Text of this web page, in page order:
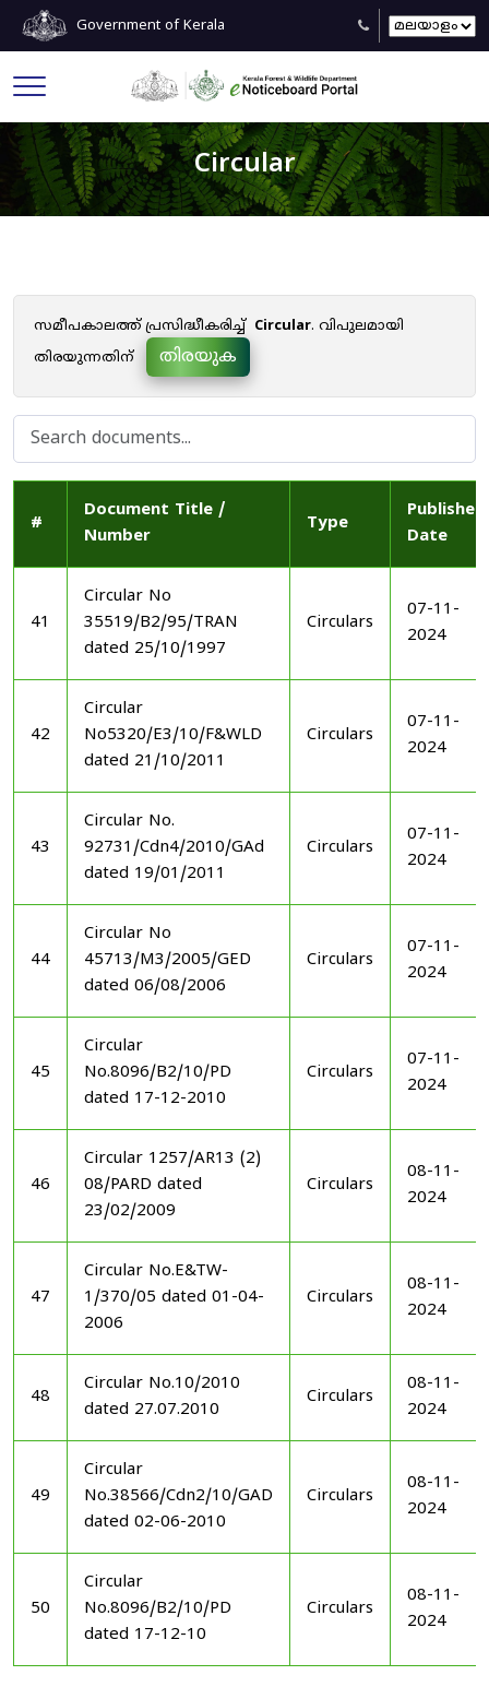
Government of Kerala
Circular
സമീപകാലത്ത് പ്രസിദ്ധീകരിച്ച് Circular. വിപുലമായി
തിരയുന്നതിന്
തിരയുക
#
Document Title /
Number
Type
Published
Date
41
Circular No
35519/B2/95/TRAN
dated 25/10/1997
Circulars
07-11-
2024
42
Circular
No5320/E3/10/F&WLD
dated 21/10/2011
Circulars
07-11-
2024
43
Circular No.
92731/Cdn4/2010/GAd
dated 19/01/2011
Circulars
07-11-
2024
44
Circular No
45713/M3/2005/GED
dated 06/08/2006
Circulars
07-11-
2024
45
Circular
No.8096/B2/10/PD
dated 17-12-2010
Circulars
07-11-
2024
46
Circular 1257/AR13 (2)
08/PARD dated
23/02/2009
Circulars
08-11-
2024
47
Circular No.E&TW-
1/370/05 dated 01-04-
2006
Circulars
08-11-
2024
48
Circular No.10/2010
dated 27.07.2010
Circulars
08-11-
2024
49
Circular
No.38566/Cdn2/10/GAD
dated 02-06-2010
Circulars
08-11-
2024
50
Circular
No.8096/B2/10/PD
dated 17-12-10
Circulars
08-11-
2024